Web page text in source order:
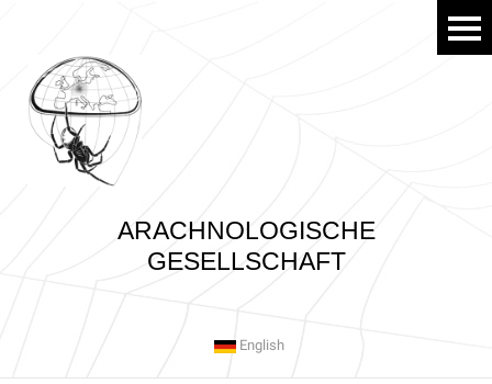
ARACHNOLOGISCHE
GESELLSCHAFT
English